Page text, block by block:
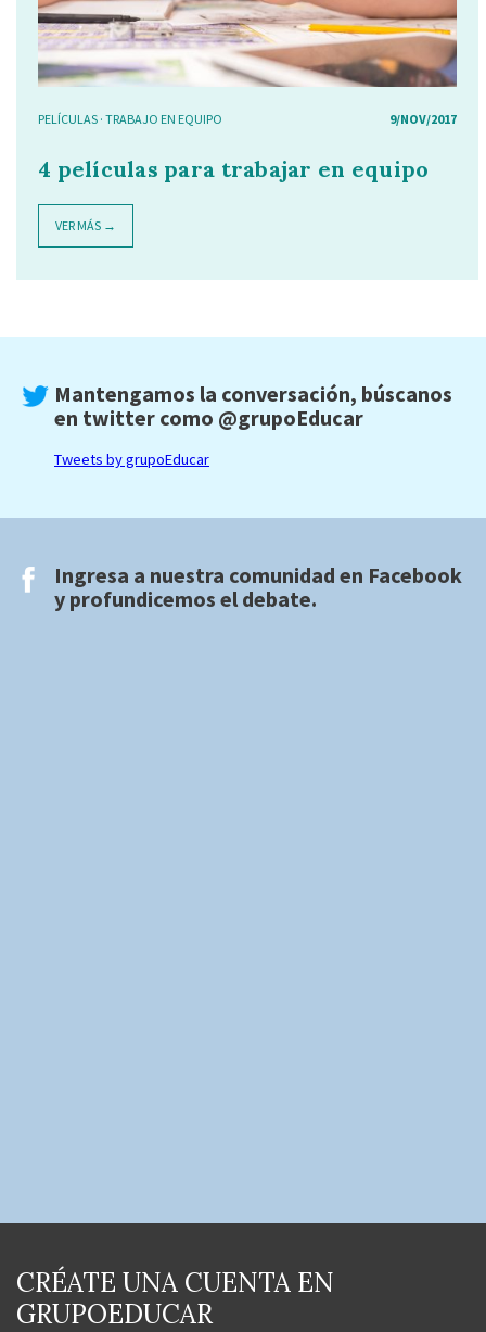
PELÍCULAS · TRABAJO EN EQUIPO 9/NOV/2017
4 películas para trabajar en equipo
VER MÁS →
Mantengamos la conversación, búscanos
en twitter como @grupoEducar
Tweets by grupoEducar
Ingresa a nuestra comunidad en Facebook
y profundicemos el debate.
CRÉATE UNA CUENTA EN
GRUPOEDUCAR